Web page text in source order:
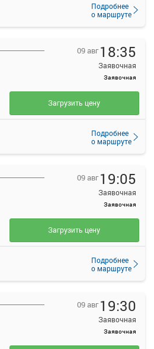
Подробнее
о маршруте
09 авг 18:35
Заявочная
Заявочная
Подробнее
о маршруте
Загрузить цену
09 авг 19:05
Заявочная
Заявочная
Подробнее
о маршруте
Загрузить цену
09 авг 19:30
Заявочная
Заявочная